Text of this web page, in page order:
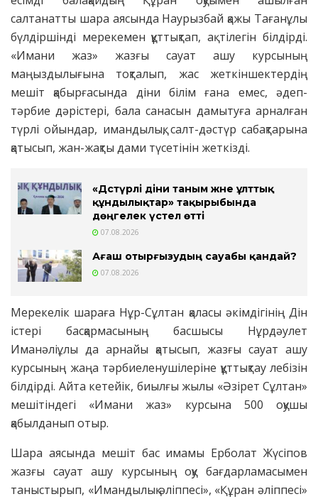
салтанатты шара аясында Наурызбай қажы Тағанұлы
бүлдіршінді мерекемен құттықтап, ақ тілегін білдірді.
«Имани жаз» жазғы сауат ашу курсының
маңыздылығына тоқталып, жас жеткіншектердің
мешіт қабырғасында діни білім ғана емес, әдеп-
тәрбие дәрістері, бала санасын дамытуға арналған
түрлі ойындар, имандылық, салт-дәстүр сабақтарына
қатысып, жан-жақты дами түсетінін жеткізді.
«Дәстүрлі діни таным және ұлттық
құндылықтар» тақырыбында
дөңгелек үстел өтті
07.08.2026
Ағаш отырғызудың сауабы қандай?
07.08.2026
Мерекелік шараға Нұр-Сұлтан қаласы әкімдігінің Дін
істері басқармасының басшысы Нұрдәулет
Иманәліұлы да арнайы қатысып, жазғы сауат ашу
курсының жаңа тәрбиеленушілеріне құттықтау лебізін
білдірді. Айта кетейік, биылғы жылы «Әзірет Сұлтан»
мешітіндегі «Имани жаз» курсына 500 оқушы
қабылданып отыр.
Шара аясында мешіт бас имамы Ерболат Жүсіпов
жазғы сауат ашу курсының оқу бағдарламасымен
таныстырып, «Имандылық әліппесі», «Құран әліппесі»